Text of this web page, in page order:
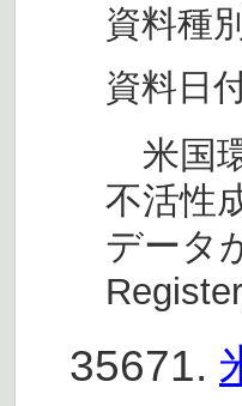
資料種
資料日
米国
不活性
データ
35671.